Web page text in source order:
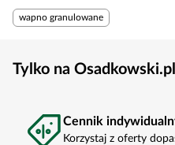
wapno granulowane
Tylko na Osadkowski.pl
Cennik
Korzystaj z oferty